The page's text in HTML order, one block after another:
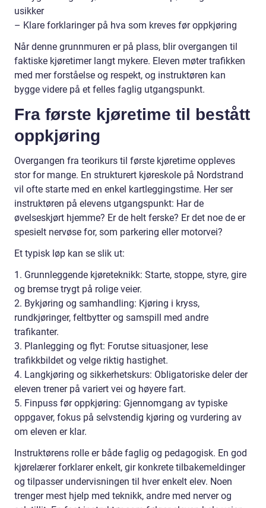
usikker
– Klare forklaringer på hva som kreves før oppkjøring
Når denne grunnmuren er på plass, blir overgangen til
faktiske kjøretimer langt mykere. Eleven møter trafikken
med mer forståelse og respekt, og instruktøren kan
bygge videre på et felles faglig utgangspunkt.
Fra første kjøretime til bestått
oppkjøring
Overgangen fra teorikurs til første kjøretime oppleves
stor for mange. En strukturert kjøreskole på Nordstrand
vil ofte starte med en enkel kartleggingstime. Her ser
instruktøren på elevens utgangspunkt: Har de
øvelseskjørt hjemme? Er de helt ferske? Er det noe de er
spesielt nervøse for, som parkering eller motorvei?
Et typisk løp kan se slik ut:
1. Grunnleggende kjøreteknikk: Starte, stoppe, styre, gire
og bremse trygt på rolige veier.
2. Bykjøring og samhandling: Kjøring i kryss,
rundkjøringer, feltbytter og samspill med andre
trafikanter.
3. Planlegging og flyt: Forutse situasjoner, lese
trafikkbildet og velge riktig hastighet.
4. Langkjøring og sikkerhetskurs: Obligatoriske deler der
eleven trener på variert vei og høyere fart.
5. Finpuss før oppkjøring: Gjennomgang av typiske
oppgaver, fokus på selvstendig kjøring og vurdering av
om eleven er klar.
Instruktørens rolle er både faglig og pedagogisk. En god
kjørelærer forklarer enkelt, gir konkrete tilbakemeldinger
og tilpasser undervisningen til hver enkelt elev. Noen
trenger mest hjelp med teknikk, andre med nerver og